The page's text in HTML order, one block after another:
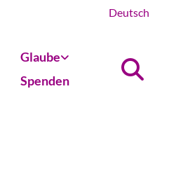
Deutsch
Glaube
Spenden